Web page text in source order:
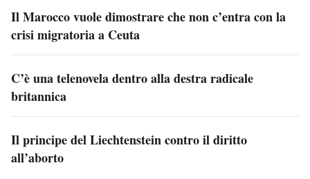
Il Marocco vuole dimostrare che non c’entra con la
crisi migratoria a Ceuta
C’è una telenovela dentro alla destra radicale
britannica
Il principe del Liechtenstein contro il diritto
all’aborto